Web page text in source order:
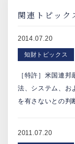
関連トピック
2014.07.20
知財トピックス
［特許］米国連
法、システム、お
を有さないとの判
2011.07.20